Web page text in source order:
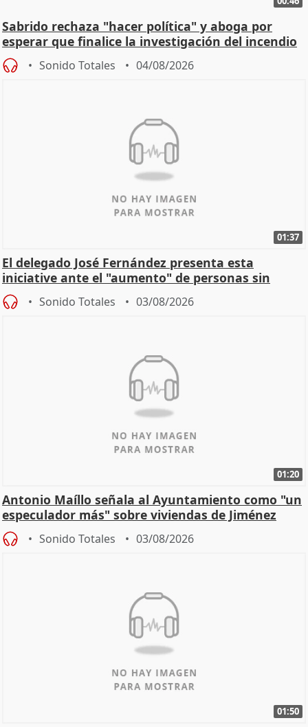
Sabrido rechaza "hacer política" y aboga por
esperar que finalice la investigación del incendio
Sonido Totales 04/08/2026
01:37
El delegado José Fernández presenta esta
iniciative ante el "aumento" de personas sin
hogar en Madri
Sonido Totales 03/08/2026
01:20
Antonio Maíllo señala al Ayuntamiento como "un
especulador más" sobre viviendas de Jiménez
Becerril
Sonido Totales 03/08/2026
01:50